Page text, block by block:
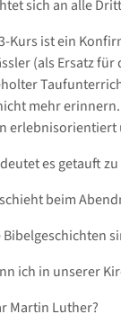
sich an alle
Kurs ist ein
(als Ersatz
mehr
erlebnisorientiert
es getauft zu
beim
Bibelgeschichten
ich in unserer
Martin Luther?